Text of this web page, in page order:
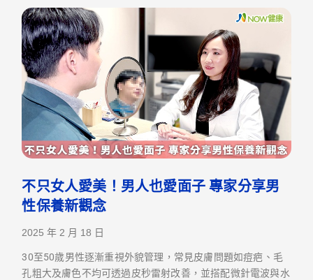
不只女人愛美！男人也愛面子 專家分享男
性保養新觀念
2025 年 2 月 18 日
30至50歲男性逐漸重視外貌管理，常見皮膚問題如痘疤、毛
孔粗大及膚色不均可透過皮秒雷射改善，並搭配微針電波與水